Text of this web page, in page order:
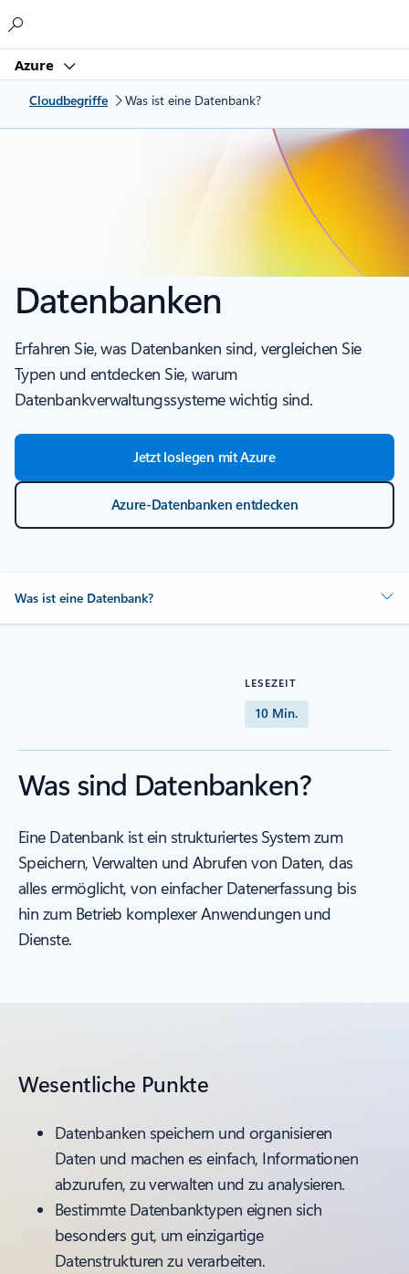
Azure
Cloudbegriffe Was ist eine Datenbank?
Datenbanken
Erfahren Sie, was Datenbanken sind, vergleichen Sie
Typen und entdecken Sie, warum
Datenbankverwaltungssysteme wichtig sind.
Jetzt loslegen mit Azure
Azure-Datenbanken entdecken
Was ist eine Datenbank?
LESEZEIT
10 Min.
Was sind Datenbanken?
Eine Datenbank ist ein strukturiertes System zum
Speichern, Verwalten und Abrufen von Daten, das
alles ermöglicht, von einfacher Datenerfassung bis
hin zum Betrieb komplexer Anwendungen und
Dienste.
Wesentliche Punkte
Datenbanken speichern und organisieren
Daten und machen es einfach, Informationen
abzurufen, zu verwalten und zu analysieren.
Bestimmte Datenbanktypen eignen sich
besonders gut, um einzigartige
Datenstrukturen zu verarbeiten.